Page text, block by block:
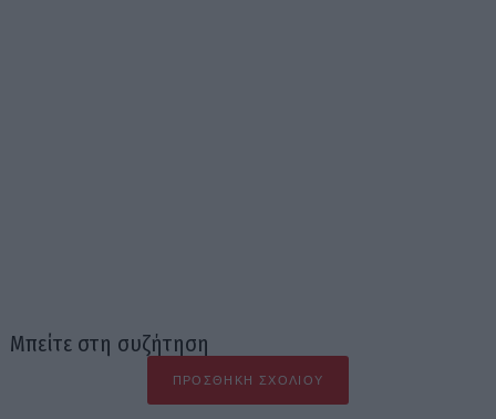
Μπείτε στη συζήτηση
ΠΡΟΣΘΉΚΗ ΣΧΟΛΊΟΥ